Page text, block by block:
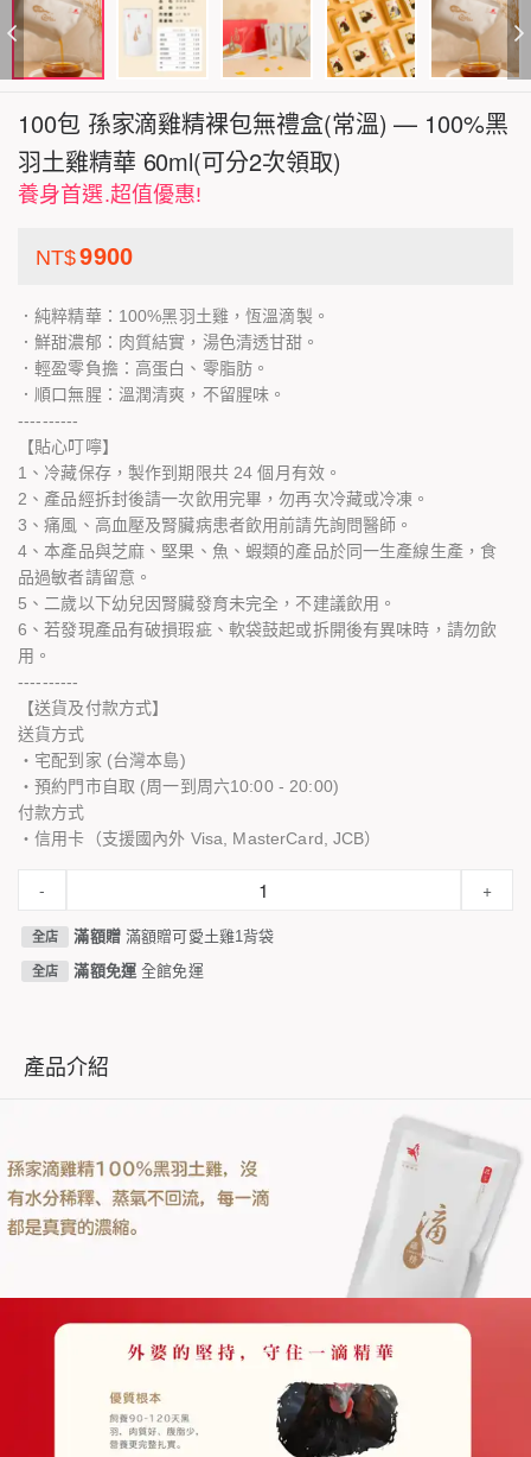
100包 孫家滴雞精裸包無禮盒(常溫) — 100%黑
羽土雞精華 60ml(可分2次領取)
養身首選.超值優惠!
NT$9900
．純粹精華：100%黑羽土雞，恆溫滴製。
．鮮甜濃郁：肉質結實，湯色清透甘甜。
．輕盈零負擔：高蛋白、零脂肪。
．順口無腥：溫潤清爽，不留腥味。
----------
【貼心叮嚀】
1、冷藏保存，製作到期限共 24 個月有效。
2、產品經拆封後請一次飲用完畢，勿再次冷藏或冷凍。
3、痛風、高血壓及腎臟病患者飲用前請先詢問醫師。
4、本產品與芝麻、堅果、魚、蝦類的產品於同一生產線生產，食
品過敏者請留意。
5、二歲以下幼兒因腎臟發育未完全，不建議飲用。
6、若發現產品有破損瑕疵、軟袋鼓起或拆開後有異味時，請勿飲
用。
----------
【送貨及付款方式】
送貨方式
・宅配到家 (台灣本島)
・預約門市自取 (周一到周六10:00 - 20:00)
付款方式
・信用卡（支援國內外 Visa, MasterCard, JCB）
- +
全店 滿額贈 滿額贈可愛土雞1背袋
全店 滿額免運全館免運
產品介紹